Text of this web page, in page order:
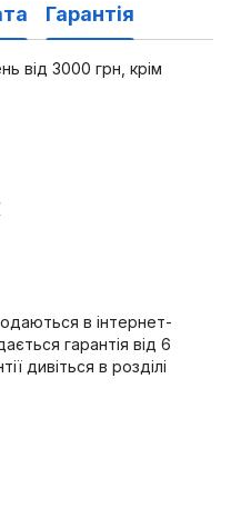
Гарантія
від 3000 грн, крім
в інтернет-
гарантія від 6
дивіться в розділі